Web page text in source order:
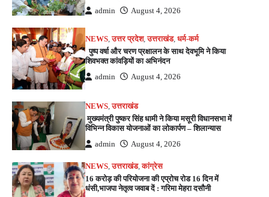
admin August 4, 2026
NEWS,उत्तर प्रदेश,उत्तराखंड,धर्म-कर्म
पुष्प वर्षा और चरण प्रक्षालन के साथ देवभूमि ने किया
शिवभक्त कांवड़ियों का अभिनंदन
admin August 4, 2026
NEWS,उत्तराखंड
मुख्यमंत्री पुष्कर सिंह धामी ने किया मसूरी विधानसभा में
विभिन्न विकास योजनाओं का लोकार्पण – शिलान्यास
admin August 4, 2026
NEWS,उत्तराखंड,कांग्रेस
16 करोड़ की परियोजना की एप्रोच रोड 16 दिन में
धंसी,भाजपा नेतृत्व जवाब दें : गरिमा मेहरा दसौनी